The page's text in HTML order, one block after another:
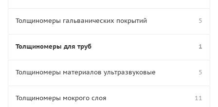
Толщиномеры гальванических покрытий 5
Толщиномеры для труб 1
Толщиномеры материалов ультразвуковые 5
Толщиномеры мокрого слоя 11